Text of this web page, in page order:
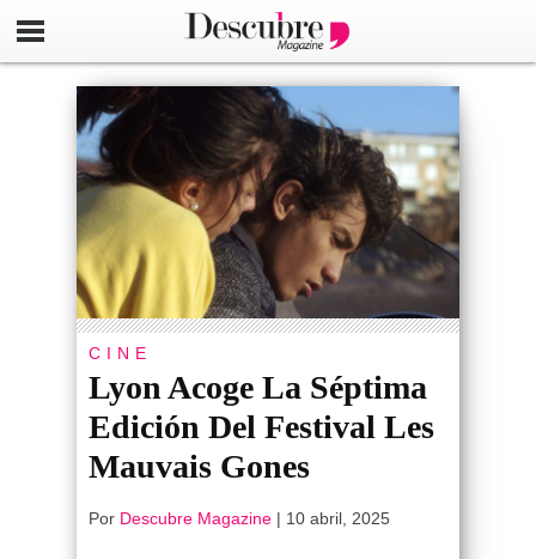
CINE
Lyon Acoge La Séptima
Edición Del Festival Les
Mauvais Gones
Por Descubre Magazine | 10 abril, 2025